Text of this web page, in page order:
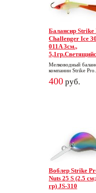
Балансир Strike
Challenger Ice
011A 3cм.,
Мелководный
компании Strike Pro.
400 руб.
Воблер Strike
Nuts 25 S (2.5
гр) JS-310